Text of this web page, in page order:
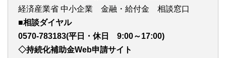
経済産業省 中小企業 金融・給付金 相談窓口
■相談ダイヤル
0570-783183(平日・休日 9:00～17:00)
◇持続化補助金Web申請サイト